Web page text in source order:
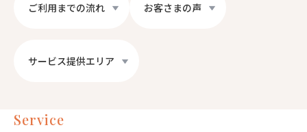
ご利用までの流れ お客さまの声
サービス提供エリア
Service